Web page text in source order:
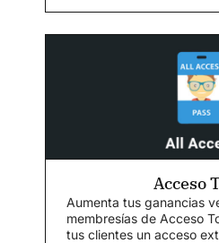
Acceso
Aumenta tus ganancias
membresías de Acceso
tus clientes un acceso